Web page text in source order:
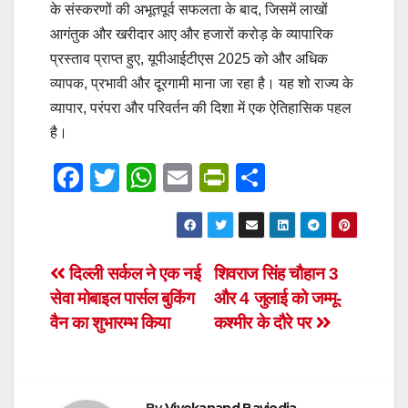
के संस्करणों की अभूतपूर्व सफलता के बाद, जिसमें लाखों
आगंतुक और खरीदार आए और हजारों करोड़ के व्यापारिक
प्रस्ताव प्राप्त हुए, यूपीआईटीएस 2025 को और अधिक
व्यापक, प्रभावी और दूरगामी माना जा रहा है। यह शो राज्य के
व्यापार, परंपरा और परिवर्तन की दिशा में एक ऐतिहासिक पहल
है।
F
e
b
o
T
er
W
at
s
A
p
E
m
ail
Pr
in
tF
ri
e
n
h
ar
e
Post
navigation
शिवराज सिंह चौहान 3
और 4 जुलाई को जम्मू-
कश्मीर के दौरे पर
दिल्ली सर्कल ने एक नई
सेवा मोबाइल पार्सल बुकिंग
वैन का शुभारम्भ किया